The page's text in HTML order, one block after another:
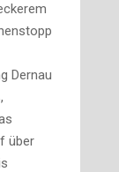
Dernau
über